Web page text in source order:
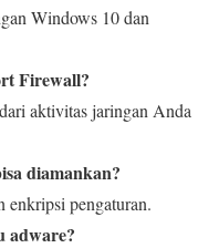
Windows 10 dan
Firewall?
aktivitas jaringan Anda
diamankan?
enkripsi pengaturan.
adware?